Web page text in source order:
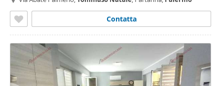
Contatta